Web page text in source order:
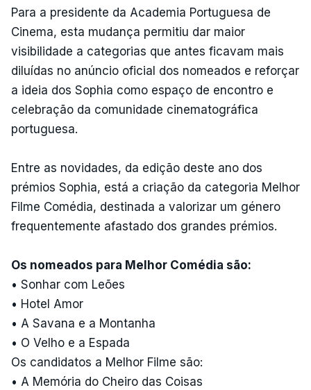
Para a presidente da Academia Portuguesa de
Cinema, esta mudança permitiu dar maior
visibilidade a categorias que antes ficavam mais
diluídas no anúncio oficial dos nomeados e reforçar
a ideia dos Sophia como espaço de encontro e
celebração da comunidade cinematográfica
portuguesa.
Entre as novidades, da edição deste ano dos
prémios Sophia, está a criação da categoria Melhor
Filme Comédia, destinada a valorizar um género
frequentemente afastado dos grandes prémios.
Os nomeados para Melhor Comédia são:
• Sonhar com Leões
• Hotel Amor
• A Savana e a Montanha
• O Velho e a Espada
Os candidatos a Melhor Filme são:
• A Memória do Cheiro das Coisas